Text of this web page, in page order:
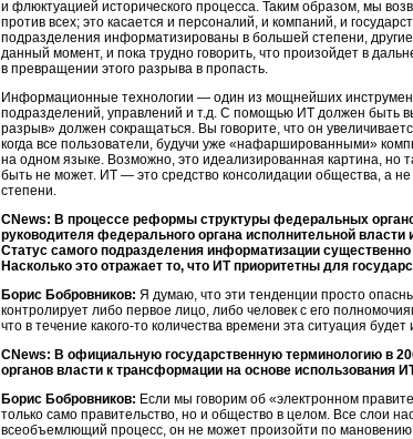
и флюктуацией исторического процесса. Таким образом, мы
против всех; это касается и персоналий, и компаний, и
подразделения информатизированы в большей степени,
данный момент, и пока трудно говорить, что произойдет в
в превращении этого разрыва в пропасть.
Информационные технологии — один из мощнейших
подразделений, управлений и т.д. С помощью ИТ должен быть
разрыв» должен сокращаться. Вы говорите, что он
когда все пользователи, будучи уже «нафаршированными»
на одном языке. Возможно, это идеализированная картина, но
быть не может. ИТ — это средство консолидации общества, а
степени.
CNews: В процессе реформы структуры федеральных
руководителя федерального органа исполнительной
Статус самого подразделения информатизации
Насколько это отражает то, что ИТ приоритетны для
Борис Бобровников: Я думаю, что эти тенденции просто
контролирует либо первое лицо, либо человек с его
что в течение какого-то количества времени эта ситуация будет
CNews: В официальную государственную терминологию в
органов власти к трансформации на основе использования
Борис Бобровников: Если мы говорим об «электронном
только само правительство, но и общество в целом. Все слои
всеобъемлющий процесс, он не может произойти по мановению